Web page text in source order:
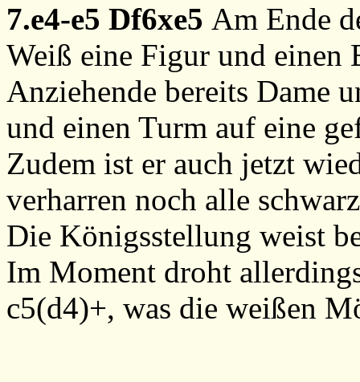
7.e4-e5 Df6xe5 Am Ende
Weiß eine Figur und einen
Anziehende bereits Dame
und einen Turm auf eine
Zudem ist er auch jetzt
verharren noch alle
Die Königsstellung weist
Im Moment droht
c5(d4)+, was die weißen